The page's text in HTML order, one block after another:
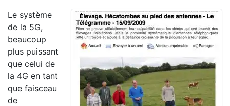
Le système
de la 5G,
beaucoup
plus puissant
que celui de
la 4G en tant
que faisceau
de